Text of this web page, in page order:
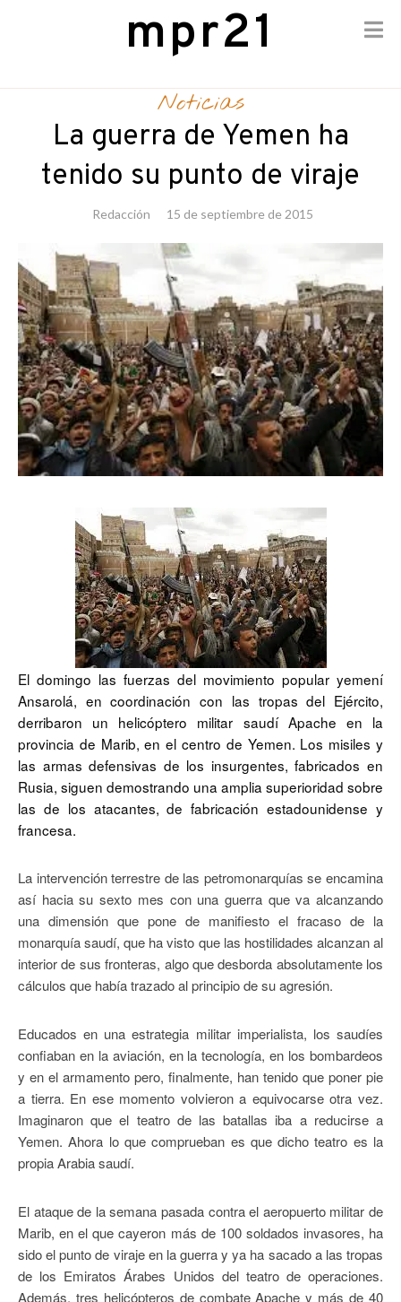
mpr21
Noticias
La guerra de Yemen ha
tenido su punto de viraje
Redacción 15 de septiembre de 2015
El domingo las fuerzas del movimiento popular yemení
Ansarolá, en coordinación con las tropas del Ejército,
derribaron un helicóptero militar saudí Apache en la
provincia de Marib, en el centro de Yemen. Los misiles y
las armas defensivas de los insurgentes, fabricados en
Rusia, siguen demostrando una amplia superioridad sobre
las de los atacantes, de fabricación estadounidense y
francesa.
La intervención terrestre de las petromonarquías se encamina
así hacia su sexto mes con una guerra que va alcanzando
una dimensión que pone de manifiesto el fracaso de la
monarquía saudí, que ha visto que las hostilidades alcanzan al
interior de sus fronteras, algo que desborda absolutamente los
cálculos que había trazado al principio de su agresión.
Educados en una estrategia militar imperialista, los saudíes
confiaban en la aviación, en la tecnología, en los bombardeos
y en el armamento pero, finalmente, han tenido que poner pie
a tierra. En ese momento volvieron a equivocarse otra vez.
Imaginaron que el teatro de las batallas iba a reducirse a
Yemen. Ahora lo que comprueban es que dicho teatro es la
propia Arabia saudí.
El ataque de la semana pasada contra el aeropuerto militar de
Marib, en el que cayeron más de 100 soldados invasores, ha
sido el punto de viraje en la guerra y ya ha sacado a las tropas
de los Emiratos Árabes Unidos del teatro de operaciones.
Además, tres helicópteros de combate Apache y más de 40